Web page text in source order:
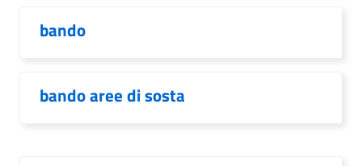
bando
bando aree di sosta